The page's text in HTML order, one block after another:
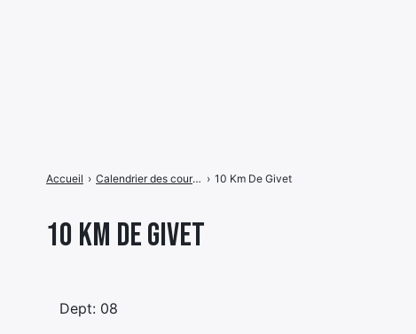
10 Km De Givet
Accueil › Calendrier des courses › 10 Km De Givet
Dept: 08